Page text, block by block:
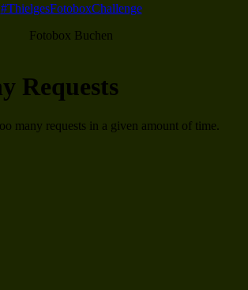
#ThielgesFotoboxChallenge
Fotobox Buchen